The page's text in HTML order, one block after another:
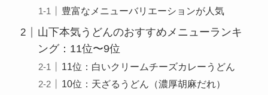
豊富なメニューバリエーションが人気
山下本気うどんのおすすめメニューランキ
ング：11位〜9位
11位：白いクリームチーズカレーうどん
10位：天ざるうどん（濃厚胡麻だれ）